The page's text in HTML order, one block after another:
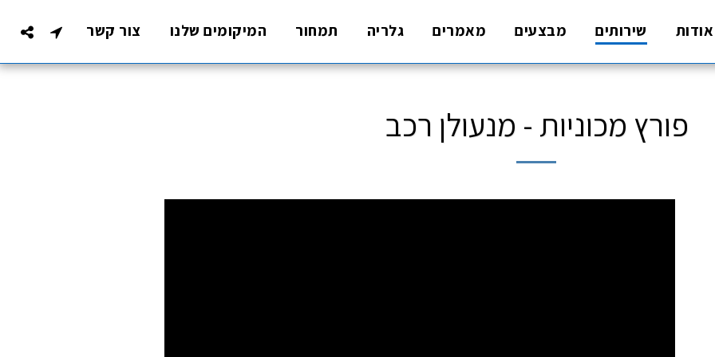
אודות שירותים מבצעים מאמרים גלריה תמחור המיקומים שלנו צור קשר
פורץ מכוניות - מנעולן רכב